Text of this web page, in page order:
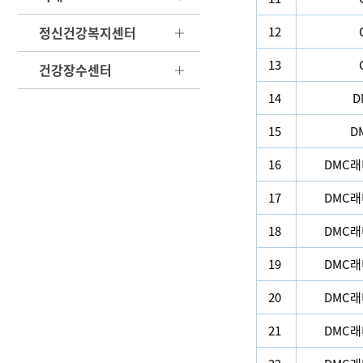
정신건강복지센터
건강장수센터
12
13
14
15
16
DMC
17
DMC
18
DMC
19
DMC
20
DMC
21
DMC